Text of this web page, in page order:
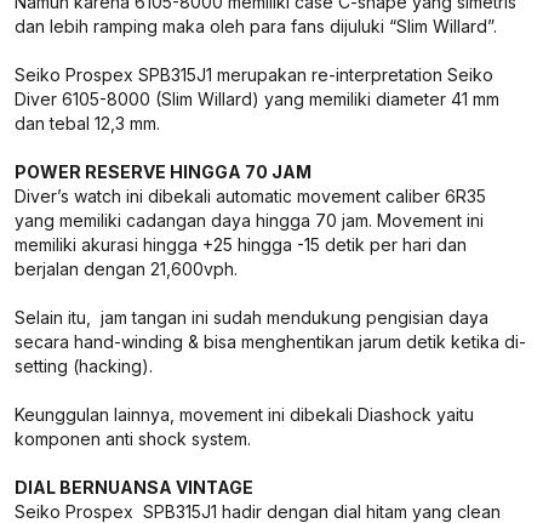
dan lebih ramping maka oleh para fans dijuluki “Slim Willard”.
Seiko Prospex SPB315J1 merupakan re-interpretation Seiko
Diver 6105-8000 (Slim Willard) yang memiliki diameter 41 mm
dan tebal 12,3 mm.
POWER RESERVE HINGGA 70 JAM
Diver’s watch ini dibekali automatic movement caliber 6R35
yang memiliki cadangan daya hingga 70 jam. Movement ini
memiliki akurasi hingga +25 hingga -15 detik per hari dan
berjalan dengan 21,600vph.
Selain itu, jam tangan ini sudah mendukung pengisian daya
secara hand-winding & bisa menghentikan jarum detik ketika di-
setting (hacking).
Keunggulan lainnya, movement ini dibekali Diashock yaitu
komponen anti shock system.
DIAL BERNUANSA VINTAGE
Seiko Prospex SPB315J1 hadir dengan dial hitam yang clean